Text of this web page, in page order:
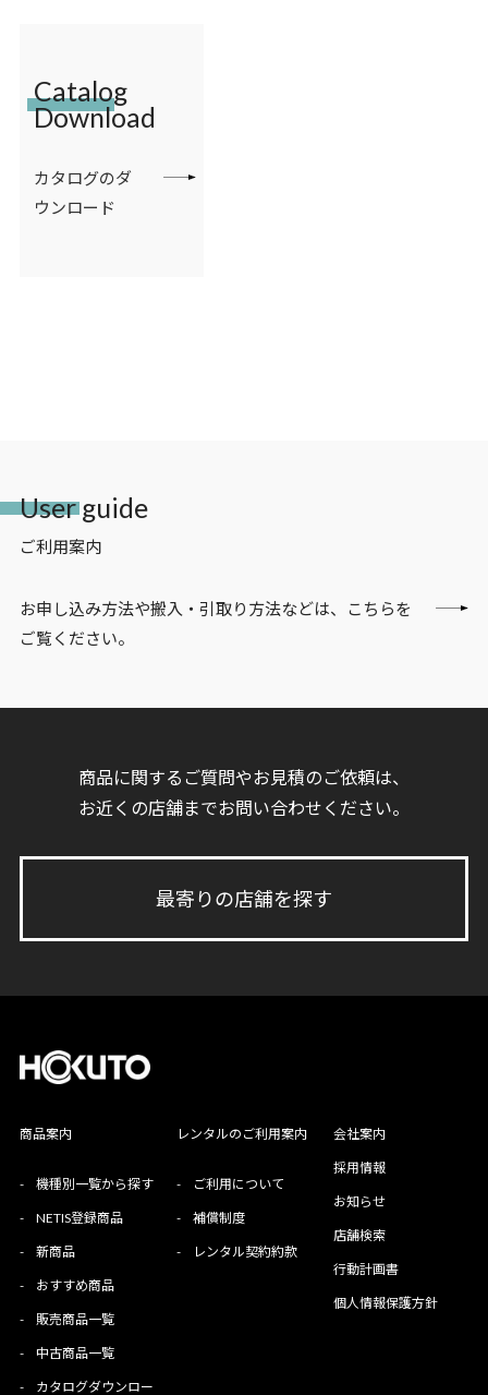
Catalog
Download
カタログのダ
ウンロード
User guide
ご利用案内
お申し込み方法や搬入・引取り方法などは、こちらを
ご覧ください。
商品に関するご質問やお見積のご依頼は、
お近くの店舗までお問い合わせください。
最寄りの店舗を探す
商品案内
- 機種別一覧から探す
- NETIS登録商品
- 新商品
- おすすめ商品
- 販売商品一覧
- 中古商品一覧
- カタログダウンロー
レンタルのご利用案内
- ご利用について
- 補償制度
- レンタル契約約款
会社案内
採用情報
お知らせ
店舗検索
行動計画書
個人情報保護方針